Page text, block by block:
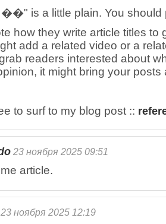
is a little plain. You should
how they write article titles to
add a related video or a
readers interested about
it might bring your posts
to surf to my blog post ::
23 ноября 2025 09:51
article.
ноября 2025 12:19